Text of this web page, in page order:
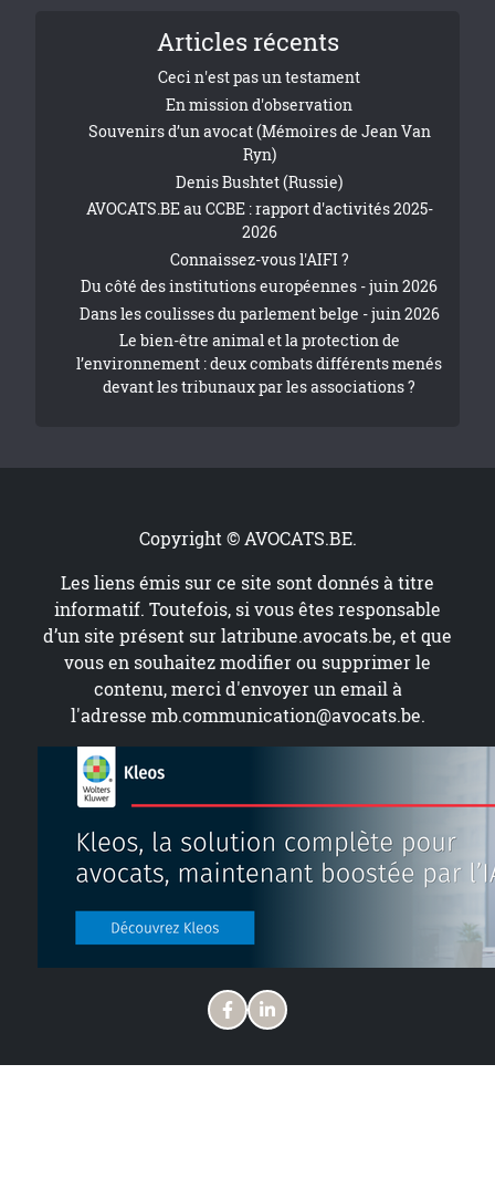
Articles récents
Ceci n'est pas un testament
En mission d'observation
Souvenirs d’un avocat (Mémoires de Jean Van
Ryn)
Denis Bushtet (Russie)
AVOCATS.BE au CCBE : rapport d'activités 2025-
2026
Connaissez-vous l'AIFI ?
Du côté des institutions européennes - juin 2026
Dans les coulisses du parlement belge - juin 2026
Le bien-être animal et la protection de
l’environnement : deux combats différents menés
devant les tribunaux par les associations ?
Copyright © AVOCATS.BE.
Les liens émis sur ce site sont donnés à titre
informatif. Toutefois, si vous êtes responsable
d’un site présent surlatribune.avocats.be, et que
vous en souhaitez modifier ou supprimer le
contenu, merci d'envoyer un email à
l'adresse mb.communication@avocats.be.